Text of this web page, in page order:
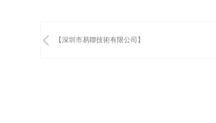
稿
【深圳市易聯技術有限公司】